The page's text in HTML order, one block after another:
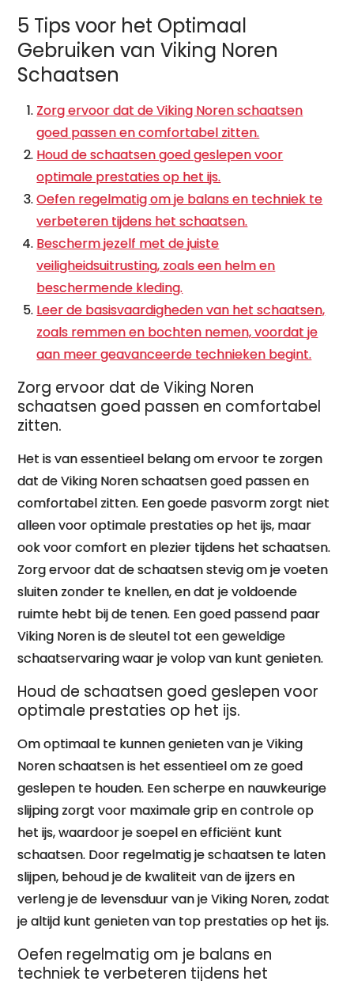
5 Tips voor het Optimaal
Gebruiken van Viking Noren
Schaatsen
Zorg ervoor dat de Viking Noren schaatsen
goed passen en comfortabel zitten.
Houd de schaatsen goed geslepen voor
optimale prestaties op het ijs.
Oefen regelmatig om je balans en techniek te
verbeteren tijdens het schaatsen.
Bescherm jezelf met de juiste
veiligheidsuitrusting, zoals een helm en
beschermende kleding.
Leer de basisvaardigheden van het schaatsen,
zoals remmen en bochten nemen, voordat je
aan meer geavanceerde technieken begint.
Zorg ervoor dat de Viking Noren
schaatsen goed passen en comfortabel
zitten.
Het is van essentieel belang om ervoor te zorgen
dat de Viking Noren schaatsen goed passen en
comfortabel zitten. Een goede pasvorm zorgt niet
alleen voor optimale prestaties op het ijs, maar
ook voor comfort en plezier tijdens het schaatsen.
Zorg ervoor dat de schaatsen stevig om je voeten
sluiten zonder te knellen, en dat je voldoende
ruimte hebt bij de tenen. Een goed passend paar
Viking Noren is de sleutel tot een geweldige
schaatservaring waar je volop van kunt genieten.
Houd de schaatsen goed geslepen voor
optimale prestaties op het ijs.
Om optimaal te kunnen genieten van je Viking
Noren schaatsen is het essentieel om ze goed
geslepen te houden. Een scherpe en nauwkeurige
slijping zorgt voor maximale grip en controle op
het ijs, waardoor je soepel en efficiënt kunt
schaatsen. Door regelmatig je schaatsen te laten
slijpen, behoud je de kwaliteit van de ijzers en
verleng je de levensduur van je Viking Noren, zodat
je altijd kunt genieten van top prestaties op het ijs.
Oefen regelmatig om je balans en
techniek te verbeteren tijdens het